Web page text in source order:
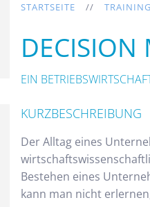
STARTSEITE
DECISION
EIN
KURZBESCHREIBUNG
Der Alltag eines
Bestehen eines
kann man nicht